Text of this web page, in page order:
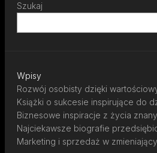
Szukaj
Wpisy
Rozwój osobisty dzięki
Książki o sukcesie inspirujące do
Biznesowe inspiracje z życia
Najciekawsze biografie
Marketing i sprzedaż w